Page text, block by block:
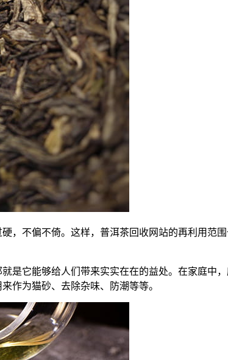
，不偏不倚。这样，普洱茶回收网站的再利用 范
是它能够给人们带来实实在在的益处。在家庭中
作为猫砂、去除杂味、防潮等等。